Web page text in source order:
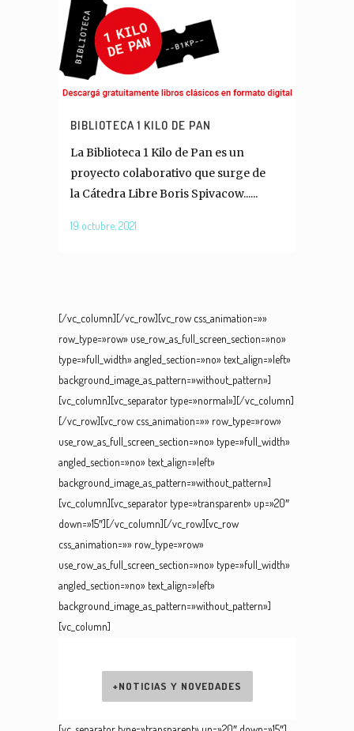
BIBLIOTECA 1 KILO DE PAN
La Biblioteca 1 Kilo de Pan es un
proyecto colaborativo que surge de
la Cátedra Libre Boris Spivacow......
19 octubre, 2021
[/vc_column][/vc_row][vc_row css_animation=»»
row_type=»row» use_row_as_full_screen_section=»no»
type=»full_width» angled_section=»no» text_align=»left»
background_image_as_pattern=»without_pattern»]
[vc_column][vc_separator type=»normal»][/vc_column]
[/vc_row][vc_row css_animation=»» row_type=»row»
use_row_as_full_screen_section=»no» type=»full_width»
angled_section=»no» text_align=»left»
background_image_as_pattern=»without_pattern»]
[vc_column][vc_separator type=»transparent» up=»20″
down=»15″][/vc_column][/vc_row][vc_row
css_animation=»» row_type=»row»
use_row_as_full_screen_section=»no» type=»full_width»
angled_section=»no» text_align=»left»
background_image_as_pattern=»without_pattern»]
[vc_column]
+NOTICIAS Y NOVEDADES